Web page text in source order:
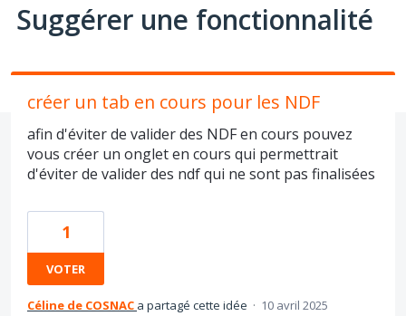
Suggérer une fonctionnalité
créer un tab en cours pour les NDF
afin d'éviter de valider des NDF en cours pouvez
vous créer un onglet en cours qui permettrait
d'éviter de valider des ndf qui ne sont pas finalisées
1
VOTER
Céline de COSNAC a partagé cette idée · 10 avril 2025